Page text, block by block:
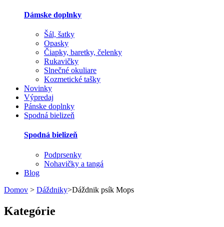
Dámske doplnky
Šál, šatky
Opasky
Čiapky, baretky, čelenky
Rukavičky
Slnečné okuliare
Kozmetické tašky
Novinky
Výpredaj
Pánske doplnky
Spodná bielizeň
Spodná bielizeň
Podprsenky
Nohavičky a tangá
Blog
Domov > Dáždniky>Dáždnik psík Mops
Kategórie